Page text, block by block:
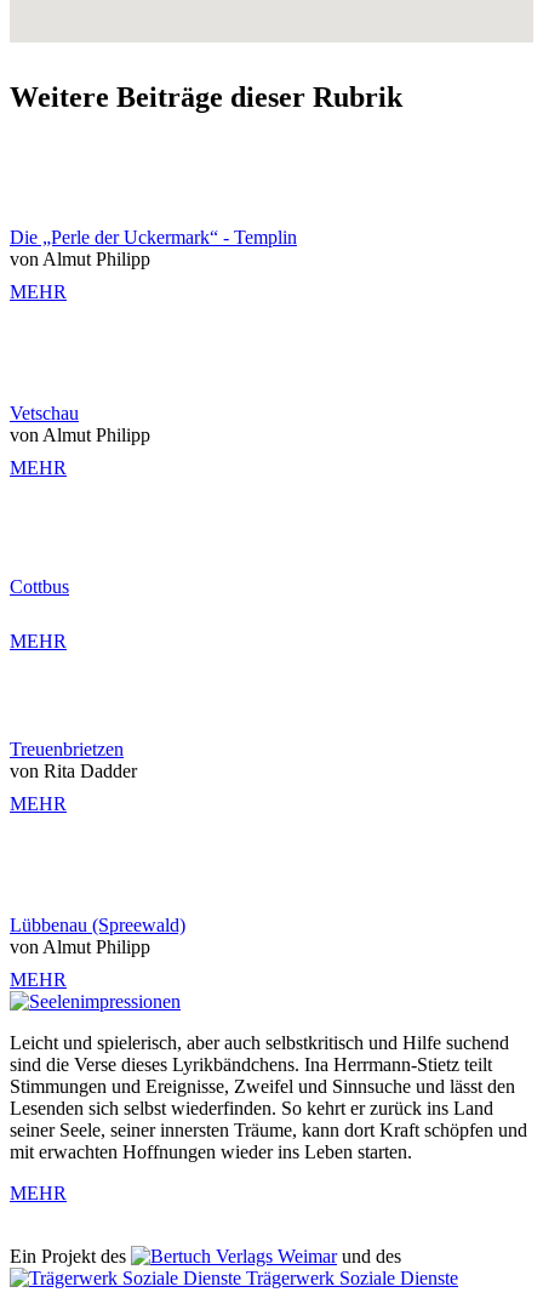
Weitere Beiträge dieser Rubrik
Die „Perle der Uckermark“ - Templin
von Almut Philipp
MEHR
Vetschau
von Almut Philipp
MEHR
Cottbus
MEHR
Treuenbrietzen
von Rita Dadder
MEHR
Lübbenau (Spreewald)
von Almut Philipp
MEHR
Leicht und spielerisch, aber auch selbstkritisch und Hilfe suchend
sind die Verse dieses Lyrikbändchens. Ina Herrmann-Stietz teilt
Stimmungen und Ereignisse, Zweifel und Sinnsuche und lässt den
Lesenden sich selbst wiederfinden. So kehrt er zurück ins Land
seiner Seele, seiner innersten Träume, kann dort Kraft schöpfen und
mit erwachten Hoffnungen wieder ins Leben starten.
MEHR
Ein Projekt des Verlags Weimarund des
Trägerwerk Soziale Dienste